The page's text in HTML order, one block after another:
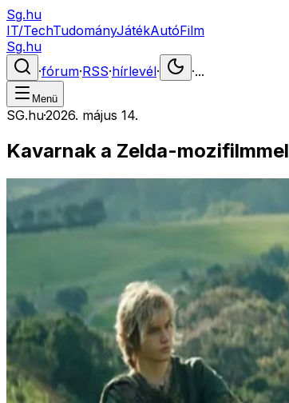
Sg.hu
IT/TechTudományJátékAutóFilm
Sg.hu
·fórum·RSS·hírlevél· ·...
Menü
SG.hu·2026. május 14.
Kavarnak a Zelda-mozifilmmel